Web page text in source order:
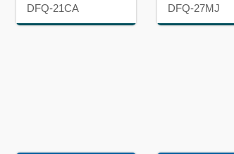
DFQ-21CA DFQ-27MJ